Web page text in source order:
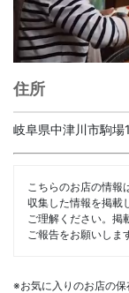
住所
岐阜県中津川市駒場
こちらのお店の情報
収集した情報を掲載
ご理解ください。掲
ご報告をお願いしま
※お気に入りのお店の保